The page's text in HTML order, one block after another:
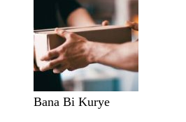
Bana Bi Kurye